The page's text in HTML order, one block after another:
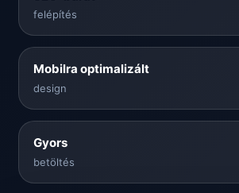
felépítés
Mobilra optimalizált
design
Gyors
betöltés